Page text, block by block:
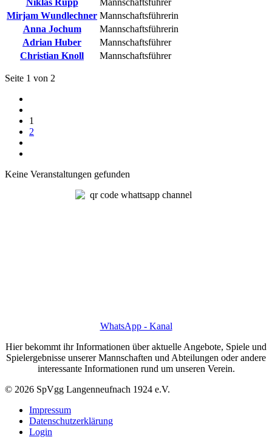
Mirjam Wundlechner Mannschaftsführerin
Anna Jochum
Mannschaftsführerin
Adrian Huber
Mannschaftsführer
Christian Knoll
Mannschaftsführer
Seite 1 von 2
1
2
Keine Veranstaltungen gefunden
WhatsApp - Kanal
Hier bekommt ihr Informationen über aktuelle Angebote, Spiele und
Spielergebnisse unserer Mannschaften und Abteilungen oder andere
interessante Informationen rund um unseren Verein.
© 2026 SpVgg Langenneufnach 1924 e.V.
Impressum
Datenschutzerklärung
Login